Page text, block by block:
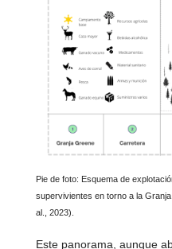
Pie de foto: Esquema de
supervivientes en torno a la
al., 2023).
Este panorama, aunque